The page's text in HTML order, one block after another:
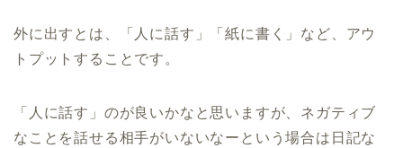
外に出すとは、「人に話す」「紙に書く」など、アウ
トプットすることです。
「人に話す」のが良いかなと思いますが、ネガティブ
なことを話せる相手がいないなーという場合は日記な